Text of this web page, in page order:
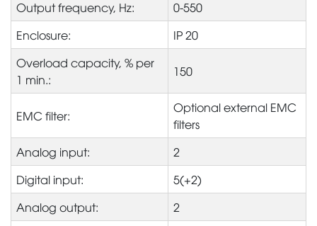
Output frequency, Hz:
0-550
Enclosure:
IP 20
Overload capacity, % per
1 min.:
150
EMC filter:
Optional external EMC
filters
Analog input:
2
Digital input:
5(+2)
Analog output:
2